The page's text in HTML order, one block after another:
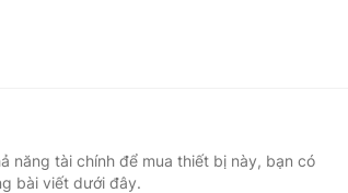
năng tài chính để mua thiết bị này, bạn có
bài viết dưới đây.